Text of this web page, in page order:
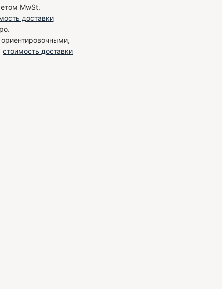
MwSt.
доставки
стоимость доставки